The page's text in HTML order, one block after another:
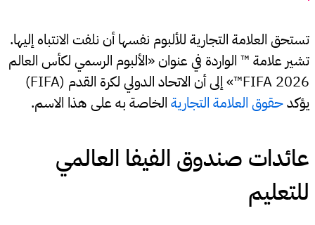
تستحق العلامة التجارية للألبوم نفسها أن نلفت الانتباه إليها.
تشير علامة ™ الواردة في عنوان «الألبوم الرسمي لكأس العالم
FIFA 2026™» إلى أن الاتحاد الدولي لكرة القدم (FIFA)
يؤكدحقوق العلامة التجاريةالخاصة به على هذا الاسم.
عائدات صندوق الفيفا العالمي
للتعليم